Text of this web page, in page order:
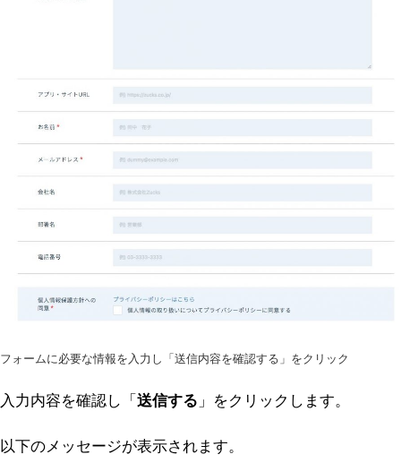
フォームに必要な情報を入力し「送信内容を確認する」をクリック
入力内容を確認し「 送信する 」をクリックします。
以下のメッセージが表示されます。